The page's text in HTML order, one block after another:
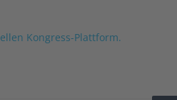
Kongress-Plattform.